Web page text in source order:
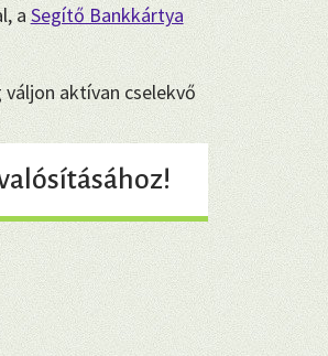
aSegítő Bankkártya
aktívan cselekvő